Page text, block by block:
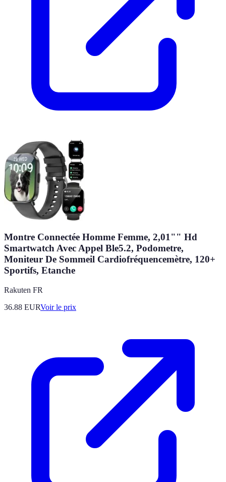
Montre Connectée Homme Femme, 2,01"" Hd
Smartwatch Avec Appel Ble5.2, Podometre,
Moniteur De Sommeil Cardiofréquencemètre, 120+
Sportifs, Etanche
Rakuten FR
36.88 EURVoir le prix